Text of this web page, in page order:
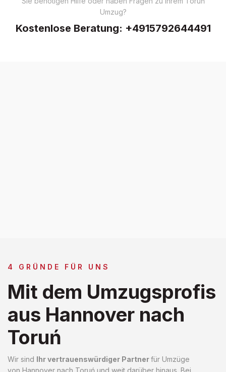
Umzug?
Kostenlose Beratung: +4915792644491
4 GRÜNDE FÜR UNS
Mit dem Umzugsprofis
aus Hannover nach
Toruń
Wir sind Ihr vertrauenswürdiger Partnerfür Umzüge
von Hannover nach Toruń und weit darüber hinaus. Bei